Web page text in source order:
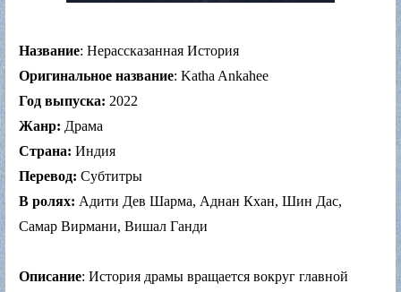
Название: Нерассказанная История
Оригинальное название: Katha Ankahee
Год выпуска: 2022
Жанр: Драма
Страна: Индия
Перевод: Субтитры
В ролях: Адити Дев Шарма, Аднан Кхан, Шин Дас,
Самар Вирмани, Вишал Ганди
Описание: История драмы вращается вокруг главной